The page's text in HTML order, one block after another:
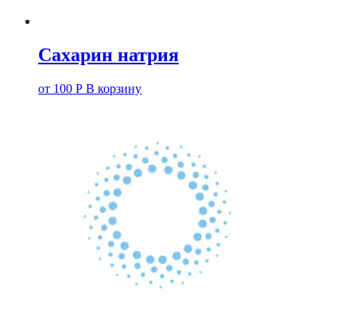
Сахарин натрия
от 100 Р В корзину